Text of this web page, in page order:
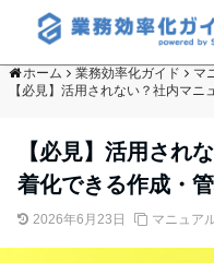
ホーム 業務効率化ガイド
マ
【必見】活用されない？社内マ
【必見】活用され
着化できる作成・
2026年6月23日 マニュア